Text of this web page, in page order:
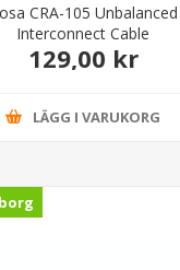
CRA-105 Unbalanced
Interconnect Cable
129,00 kr
LÄGG I VARUKORG